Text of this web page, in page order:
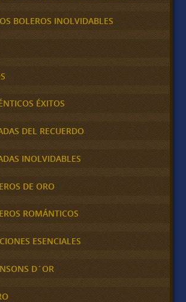
BOLEROS INOLVIDABLES
ÉXITOS
DEL RECUERDO
INOLVIDABLES
DE ORO
ROMÁNTICOS
ESENCIALES
D´OR